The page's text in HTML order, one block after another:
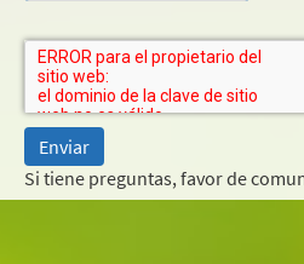
Si tiene preguntas, favor de